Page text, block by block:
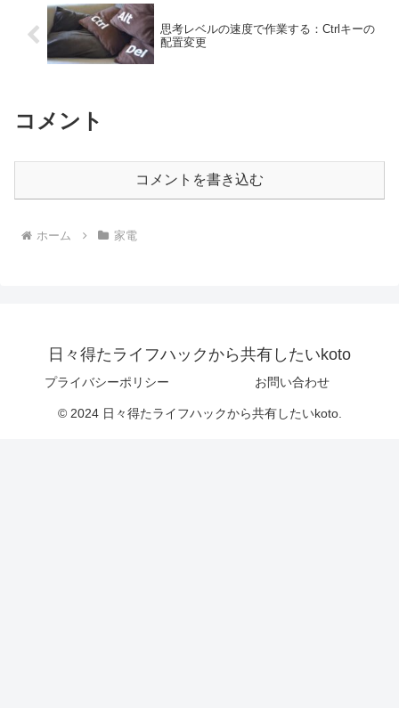
思考レベルの速度で作業する：Ctrlキーの
配置変更
コメント
コメントを書き込む
ホーム 家電
日々得たライフハックから共有したいkoto
プライバシーポリシー お問い合わせ
© 2024 日々得たライフハックから共有したいkoto.